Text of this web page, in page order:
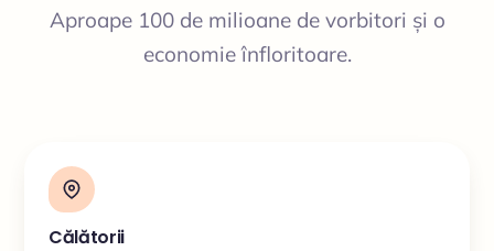
Aproape 100 de milioane de vorbitori și o
economie înfloritoare.
Călătorii